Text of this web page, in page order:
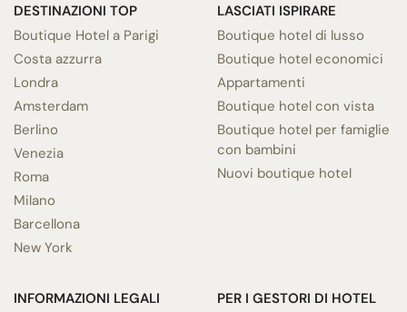
DESTINAZIONI TOP
Boutique Hotel a Parigi
Costa azzurra
Londra
Amsterdam
Berlino
Venezia
Roma
Milano
Barcellona
New York
LASCIATI ISPIRARE
Boutique hotel di lusso
Boutique hotel economici
Appartamenti
Boutique hotel con vista
Boutique hotel per famiglie
con bambini
Nuovi boutique hotel
INFORMAZIONI LEGALI PER I GESTORI DI HOTEL